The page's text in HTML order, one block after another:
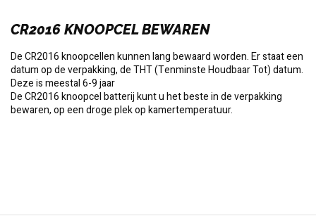
CR2016 KNOOPCEL BEWAREN
De CR2016 knoopcellen kunnen lang bewaard worden. Er staat een
datum op de verpakking, de THT (Tenminste Houdbaar Tot) datum.
Deze is meestal 6-9 jaar
De CR2016 knoopcel batterij kunt u het beste in de verpakking
bewaren, op een droge plek op kamertemperatuur.